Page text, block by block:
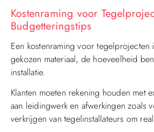
Kostenraming voor
Budgetteringstips
Een kostenraming voor
gekozen materiaal, de hoeveelheid
installatie.
Klanten moeten rekening houden met
aan leidingwerk en afwerkingen zoals
verkrijgen van tegelinstallateurs om